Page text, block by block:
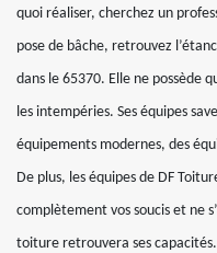
quoi réaliser, cherchez un
pose de bâche, retrouvez
dans le 65370. Elle ne possède
les intempéries. Ses équipes
équipements modernes, des
De plus, les équipes de DF
complètement vos soucis et ne
toiture retrouvera ses